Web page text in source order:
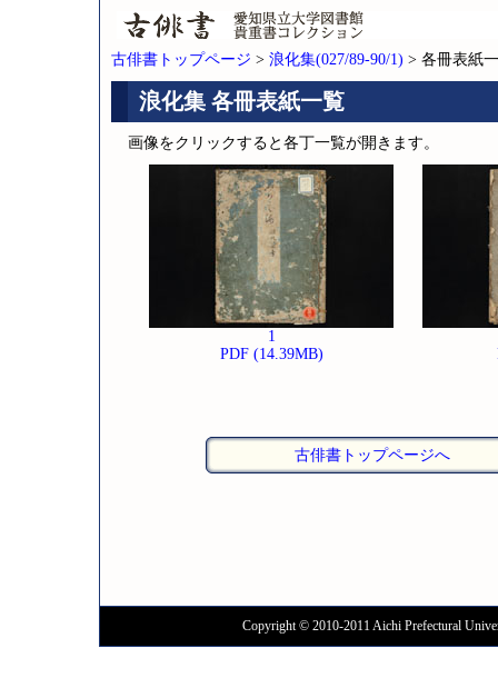
古俳書トップページ > 浪化集(027/89-90/1) > 各冊表紙
浪化集 各冊表紙一覧
画像をクリックすると各丁一覧が開きます。
1
PDF (14.39MB)
古俳書トップページへ
Copyright © 2010-2011 Aichi Prefectural